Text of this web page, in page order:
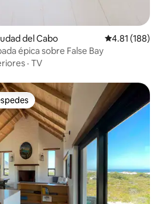
del Cabo Calificación
4.81 (188)
épica sobre False Bay
· TV
entre huéspedes